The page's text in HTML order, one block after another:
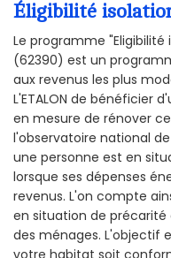
Éligibilité
Le programme "Eligibilité
(62390) est un
aux revenus les plus
L'ETALON de bénéficier
en mesure de rénover
l'observatoire national
une personne est en
lorsque ses dépenses
revenus. L'on compte
en situation de précarité
des ménages. L'objectif
votre habitat soit